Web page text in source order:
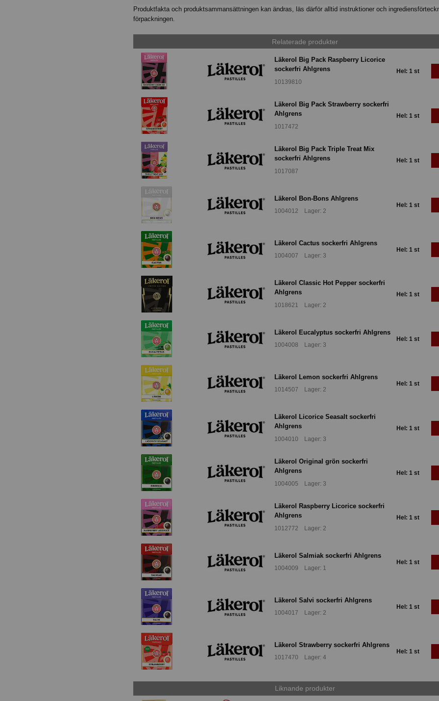
Produktfakta och produktsammansättningen kan ändras, läs därför alltid instruktioner och
förpackningen.
Relaterade produkter
Läkerol Big Pack Raspberry Licorice
sockerfri Ahlgrens
10139810
Hel: 1 st
Läkerol Big Pack Strawberry sockerfri
Ahlgrens
1017472
Hel: 1 st
Läkerol Big Pack Triple Treat Mix
sockerfri Ahlgrens
1017087
Hel: 1 st
Läkerol Bon-Bons Ahlgrens
1004012 Lager: 2
Hel: 1 st
Läkerol Cactus sockerfri Ahlgrens
1004007 Lager: 3
Hel: 1 st
Läkerol Classic Hot Pepper sockerfri
Ahlgrens
1018621 Lager: 2
Hel: 1 st
Läkerol Eucalyptus sockerfri Ahlgrens
1004008 Lager: 3
Hel: 1 st
Läkerol Lemon sockerfri Ahlgrens
1014507 Lager: 2
Hel: 1 st
Läkerol Licorice Seasalt sockerfri
Ahlgrens
1004010 Lager: 3
Hel: 1 st
Läkerol Original grön sockerfri
Ahlgrens
1004005 Lager: 3
Hel: 1 st
Läkerol Raspberry Licorice sockerfri
Ahlgrens
1012772 Lager: 2
Hel: 1 st
Läkerol Salmiak sockerfri Ahlgrens
1004009 Lager: 1
Hel: 1 st
Läkerol Salvi sockerfri Ahlgrens
1004017 Lager: 2
Hel: 1 st
Läkerol Strawberry sockerfri Ahlgrens
1017470 Lager: 4
Hel: 1 st
Liknande produkter